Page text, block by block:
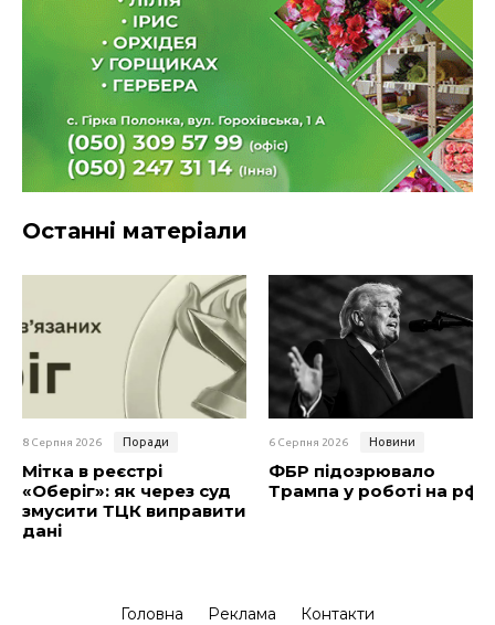
Останні матеріали
8 Серпня 2026 Поради
Мітка в реєстрі
«Оберіг»: як через суд
змусити ТЦК виправити
дані
6 Серпня 2026 Новини
ФБР підозрювало
Трампа у роботі на рф
Головна Реклама Контакти